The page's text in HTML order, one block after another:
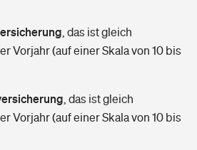
Versicherer finden
das ist gleich
Vorjahr (auf einer Skala von 10 bis
das ist gleich
Vorjahr (auf einer Skala von 10 bis